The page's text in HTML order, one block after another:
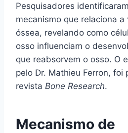
Pesquisadores
mecanismo que relaciona
óssea, revelando como
osso influenciam o
que reabsorvem o osso. O
pelo Dr. Mathieu Ferron, foi
revista Bone Research.
Mecanismo de